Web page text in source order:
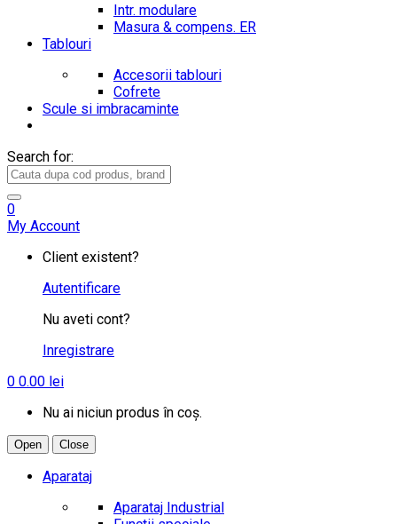
Intr. modulare
Masura & compens. ER
Tablouri
Accesorii tablouri
Cofrete
Scule si imbracaminte
Search for:
0
My Account
Client existent?
Autentificare
Nu aveti cont?
Inregistrare
0 0.00 lei
Nu ai niciun produs în coș.
Open Close
Aparataj
Aparataj Industrial